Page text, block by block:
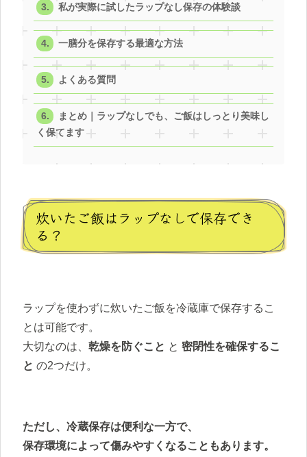
私が実際に試したラップなし保存の体験談
一膳分を保存する最適な方法
よくある質問
まとめ｜ラップなしでも、ご飯はしっとり美味し
く保てます
炊いたご飯はラップなしで保存でき
る？
ラップを使わずに炊いたご飯を冷蔵庫で保存するこ
とは可能です。
大切なのは、 乾燥を防ぐこと と 密閉性を確保するこ
と の2つだけ。
ただし、冷蔵保存は便利な一方で、
保存環境によって傷みやすくなることもあります。